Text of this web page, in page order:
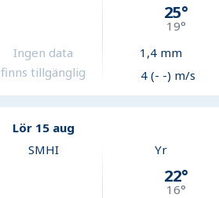
Ingen data
finns tillgänglig
25°
19°
1,4mm
4 (- -) m/s
Lör 15 aug
SMHI Yr
22°
16°